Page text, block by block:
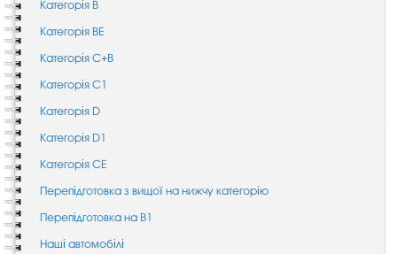
Категорія B
Категорія BE
Категорія C+В
Категорія C1
Категорія D
Категорія D1
Категорія CE
Перепідготовка з вищої на нижчу категорію
Перепідготовка на B1
Наші автомобілі